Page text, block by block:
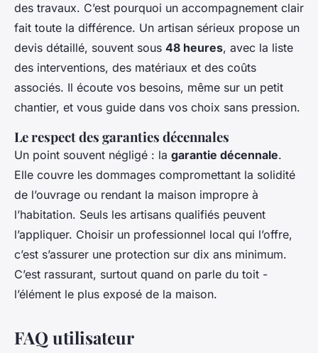
des travaux. C’est pourquoi un accompagnement clair
fait toute la différence. Un artisan sérieux propose un
devis détaillé, souvent sous 48 heures, avec la liste
des interventions, des matériaux et des coûts
associés. Il écoute vos besoins, même sur un petit
chantier, et vous guide dans vos choix sans pression.
Le respect des garanties décennales
Un point souvent négligé : la garantie décennale.
Elle couvre les dommages compromettant la solidité
de l’ouvrage ou rendant la maison impropre à
l’habitation. Seuls les artisans qualifiés peuvent
l’appliquer. Choisir un professionnel local qui l’offre,
c’est s’assurer une protection sur dix ans minimum.
C’est rassurant, surtout quand on parle du toit -
l’élément le plus exposé de la maison.
FAQ utilisateur